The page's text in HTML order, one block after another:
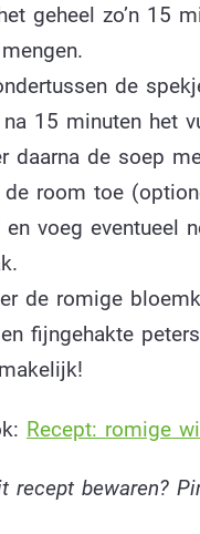
geheel zo’n 15
de
na 15 minuten het
daarna de soep
de room toe
en voeg eventueel
de romige
fijngehakte
Recept: romige
recept bewaren?